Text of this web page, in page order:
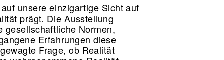
unsere einzigartige Sicht auf
prägt. Die Ausstellung
gesellschaftliche Normen,
Erfahrungen diese
Frage, ob Realität